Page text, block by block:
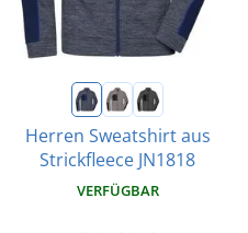
Herren Sweatshirt aus
Strickfleece JN1818
VERFÜGBAR